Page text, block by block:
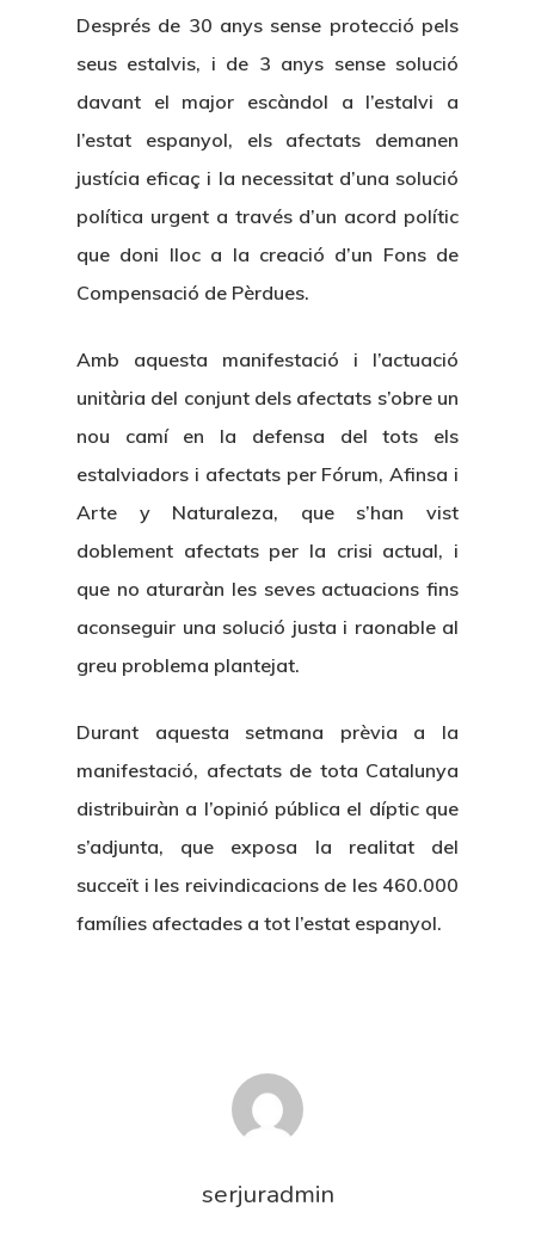
Després de 30 anys sense protecció pels
seus estalvis, i de 3 anys sense solució
davant el major escàndol a l’estalvi a
l’estat espanyol, els afectats demanen
justícia eficaç i la necessitat d’una solució
política urgent a través d’un acord polític
que doni lloc a la creació d’un Fons de
Compensació de Pèrdues.
Amb aquesta manifestació i l’actuació
unitària del conjunt dels afectats s’obre un
nou camí en la defensa del tots els
estalviadors i afectats per Fórum, Afinsa i
Arte y Naturaleza, que s’han vist
doblement afectats per la crisi actual, i
que no aturaràn les seves actuacions fins
aconseguir una solució justa i raonable al
greu problema plantejat.
Durant aquesta setmana prèvia a la
manifestació, afectats de tota Catalunya
distribuiràn a l’opinió pública el díptic que
s’adjunta, que exposa la realitat del
succeït i les reivindicacions de les 460.000
famílies afectades a tot l’estat espanyol.
serjuradmin